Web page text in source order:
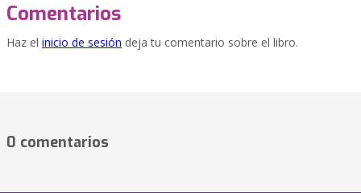
Comentarios
Haz el inicio de sesión deja tu comentario sobre el libro.
0 comentarios